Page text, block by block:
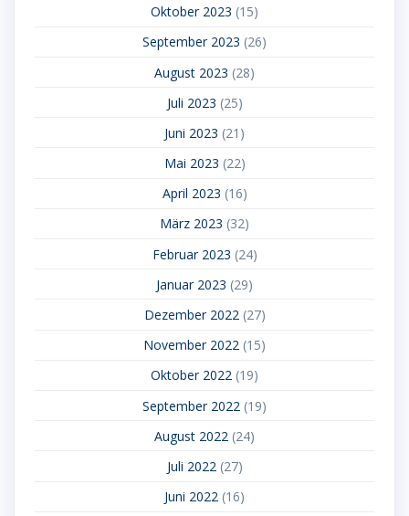
Oktober 2023 (15)
September 2023 (26)
August 2023 (28)
Juli 2023 (25)
Juni 2023 (21)
Mai 2023 (22)
April 2023 (16)
März 2023 (32)
Februar 2023 (24)
Januar 2023 (29)
Dezember 2022(27)
November 2022 (15)
Oktober 2022 (19)
September 2022 (19)
August 2022 (24)
Juli 2022(27)
Juni 2022 (16)